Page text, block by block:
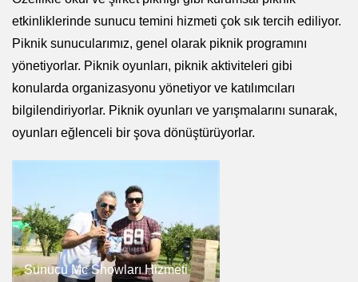
etkinliklerinde sunucu temini hizmeti çok sık tercih ediliyor.
Piknik sunucularımız, genel olarak piknik programını
yönetiyorlar. Piknik oyunları, piknik aktiviteleri gibi
konularda organizasyonu yönetiyor ve katılımcıları
bilgilendiriyorlar. Piknik oyunları ve yarışmalarını sunarak,
oyunları eğlenceli bir şova dönüştürüyorlar.
Sunucu Mc Showları Hizmeti